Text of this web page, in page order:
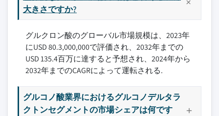
大きさですか?
グルクロン酸のグローバル市場規模は、2023年
にUSD 80.3,000,000で評価され、2032年までの
USD 135.4百万に達すると予想され、2024年から
2032年までのCAGRによって運転される.
グルコノ酸業界におけるグルコノデルタラ
クトンセグメントの市場シェアは何です